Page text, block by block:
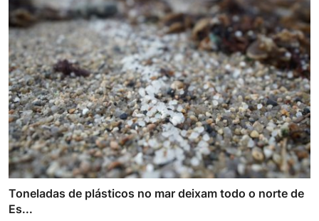
Toneladas de plásticos no mar deixam todo o norte de
Es...